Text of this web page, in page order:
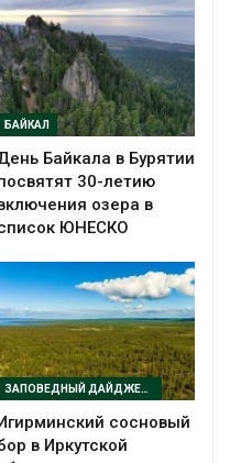
БАЙКАЛ
Байкала в Бурятии
30-летию
озера в
ЮНЕСКО
ЗАПОВЕДНЫЙ ДАЙДЖЕСТ
Игирминский сосновый
в Иркутской